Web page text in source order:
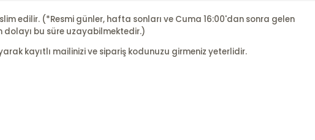
edilir. (*Resmi günler, hafta sonları ve Cuma 16:00'dan sonra gelen
dolayı bu süre uzayabilmektedir.)
kayıtlı mailinizi ve sipariş kodunuzu girmeniz yeterlidir.